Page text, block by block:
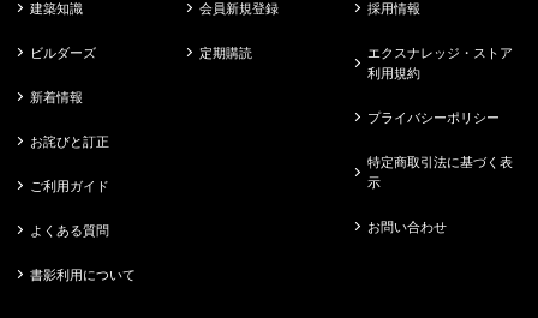
建築知識
ビルダーズ
新着情報
お詫びと訂正
ご利用ガイド
よくある質問
書影利用について
会員新規登録
定期購読
採用情報
エクスナレッジ・ストア
利用規約
プライバシーポリシー
特定商取引法に基づく表
示
お問い合わせ